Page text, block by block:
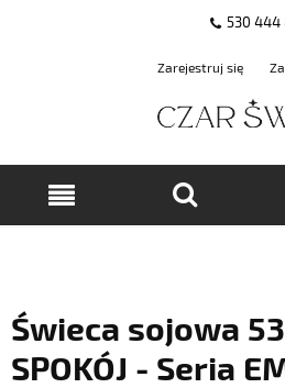
530 444
Zarejestruj się
Świeca sojowa
SPOKÓJ - Seria